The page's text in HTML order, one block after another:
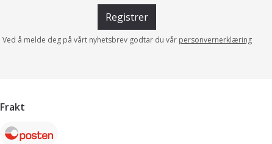
Registrer
Ved å melde deg på vårt nyhetsbrev godtar du vår personvernerklæring
Frakt